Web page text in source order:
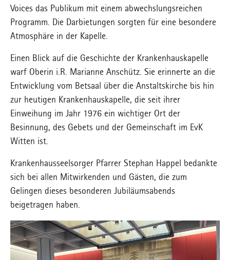
Voices das Publikum mit einem abwechslungsreichen
Programm. Die Darbietungen sorgten für eine besondere
Atmosphäre in der Kapelle.
Einen Blick auf die Geschichte der Krankenhauskapelle
warf Oberin i.R. Marianne Anschütz. Sie erinnerte an die
Entwicklung vom Betsaal über die Anstaltskirche bis hin
zur heutigen Krankenhauskapelle, die seit ihrer
Einweihung im Jahr 1976 ein wichtiger Ort der
Besinnung, des Gebets und der Gemeinschaft im EvK
Witten ist.
Krankenhausseelsorger Pfarrer Stephan Happel bedankte
sich bei allen Mitwirkenden und Gästen, die zum
Gelingen dieses besonderen Jubiläumsabends
beigetragen haben.